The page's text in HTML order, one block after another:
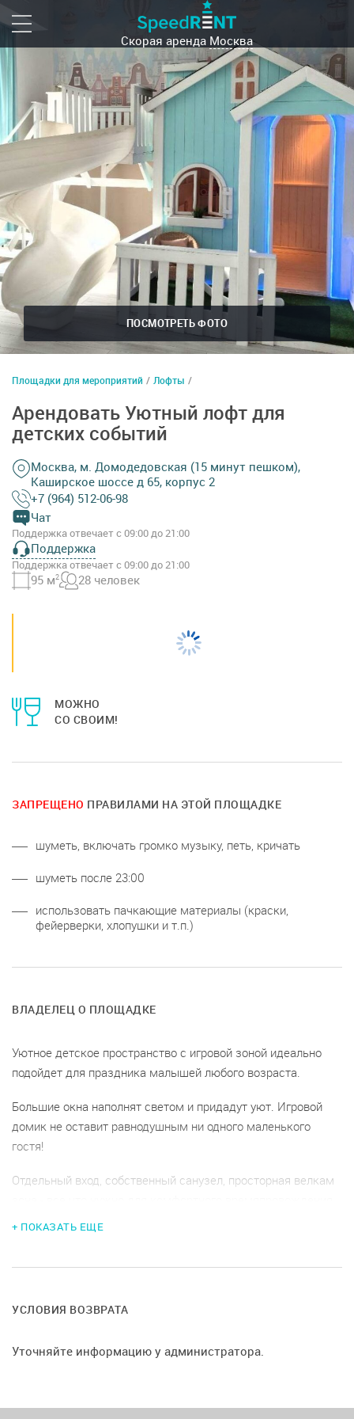
Скорая аренда Москва
ПОСМОТРЕТЬ ФОТО
Площадки для мероприятий / Лофты /
Арендовать Уютный лофт для
детских событий
Москва, м. Домодедовская (15 минут пешком),
Каширское шоссе д 65, корпус 2
+7 (964) 512-06-98
Чат
Поддержка отвечает с 09:00 до 21:00
Поддержка
Поддержка отвечает с 09:00 до 21:00
95 м2 28 человек
МОЖНО
СО СВОИМ!
ЗАПРЕЩЕНО ПРАВИЛАМИ НА ЭТОЙ ПЛОЩАДКЕ
шуметь, включать громко музыку, петь, кричать
шуметь после 23:00
использовать пачкающие материалы (краски,
фейерверки, хлопушки и т.п.)
ВЛАДЕЛЕЦ О ПЛОЩАДКЕ
Уютное детское пространство с игровой зоной идеально
подойдет для праздника малышей любого возраста.
Большие окна наполнят светом и придадут уют. Игровой
домик не оставит равнодушным ни одного маленького
гостя!
Отдельный вход, собственный санузел, просторная велкам
Нас очень легко найти!
Мы очень любим наших важных маленьких гостей и имеем
Мы ценим ваше время, поэтому готовы предложить вам
аниматоров.
+ ПОКАЗАТЬ ЕЩЕ
УСЛОВИЯ ВОЗВРАТА
Уточняйте информацию у администратора.